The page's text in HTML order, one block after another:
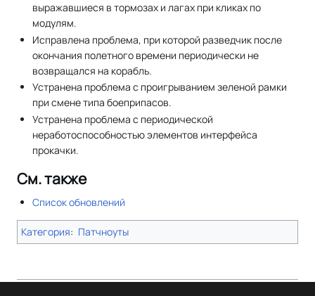
выражавшиеся в тормозах и лагах при кликах по
модулям.
Исправлена проблема, при которой разведчик после
окончания полетного времени периодически не
возвращался на корабль.
Устранена проблема с проигрыванием зеленой рамки
при смене типа боеприпасов.
Устранена проблема с периодической
неработоспособностью элементов интерфейса
прокачки.
См. также
Список обновлений
Категория: Патчноуты